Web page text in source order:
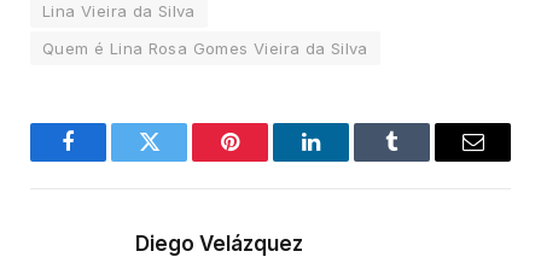
Lina Vieira da Silva
Quem é Lina Rosa Gomes Vieira da Silva
FacebookTwitter Pinterest LinkedInTumblr Email
Diego Velázquez